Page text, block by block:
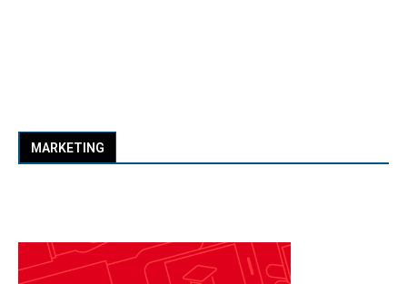
MARKETING